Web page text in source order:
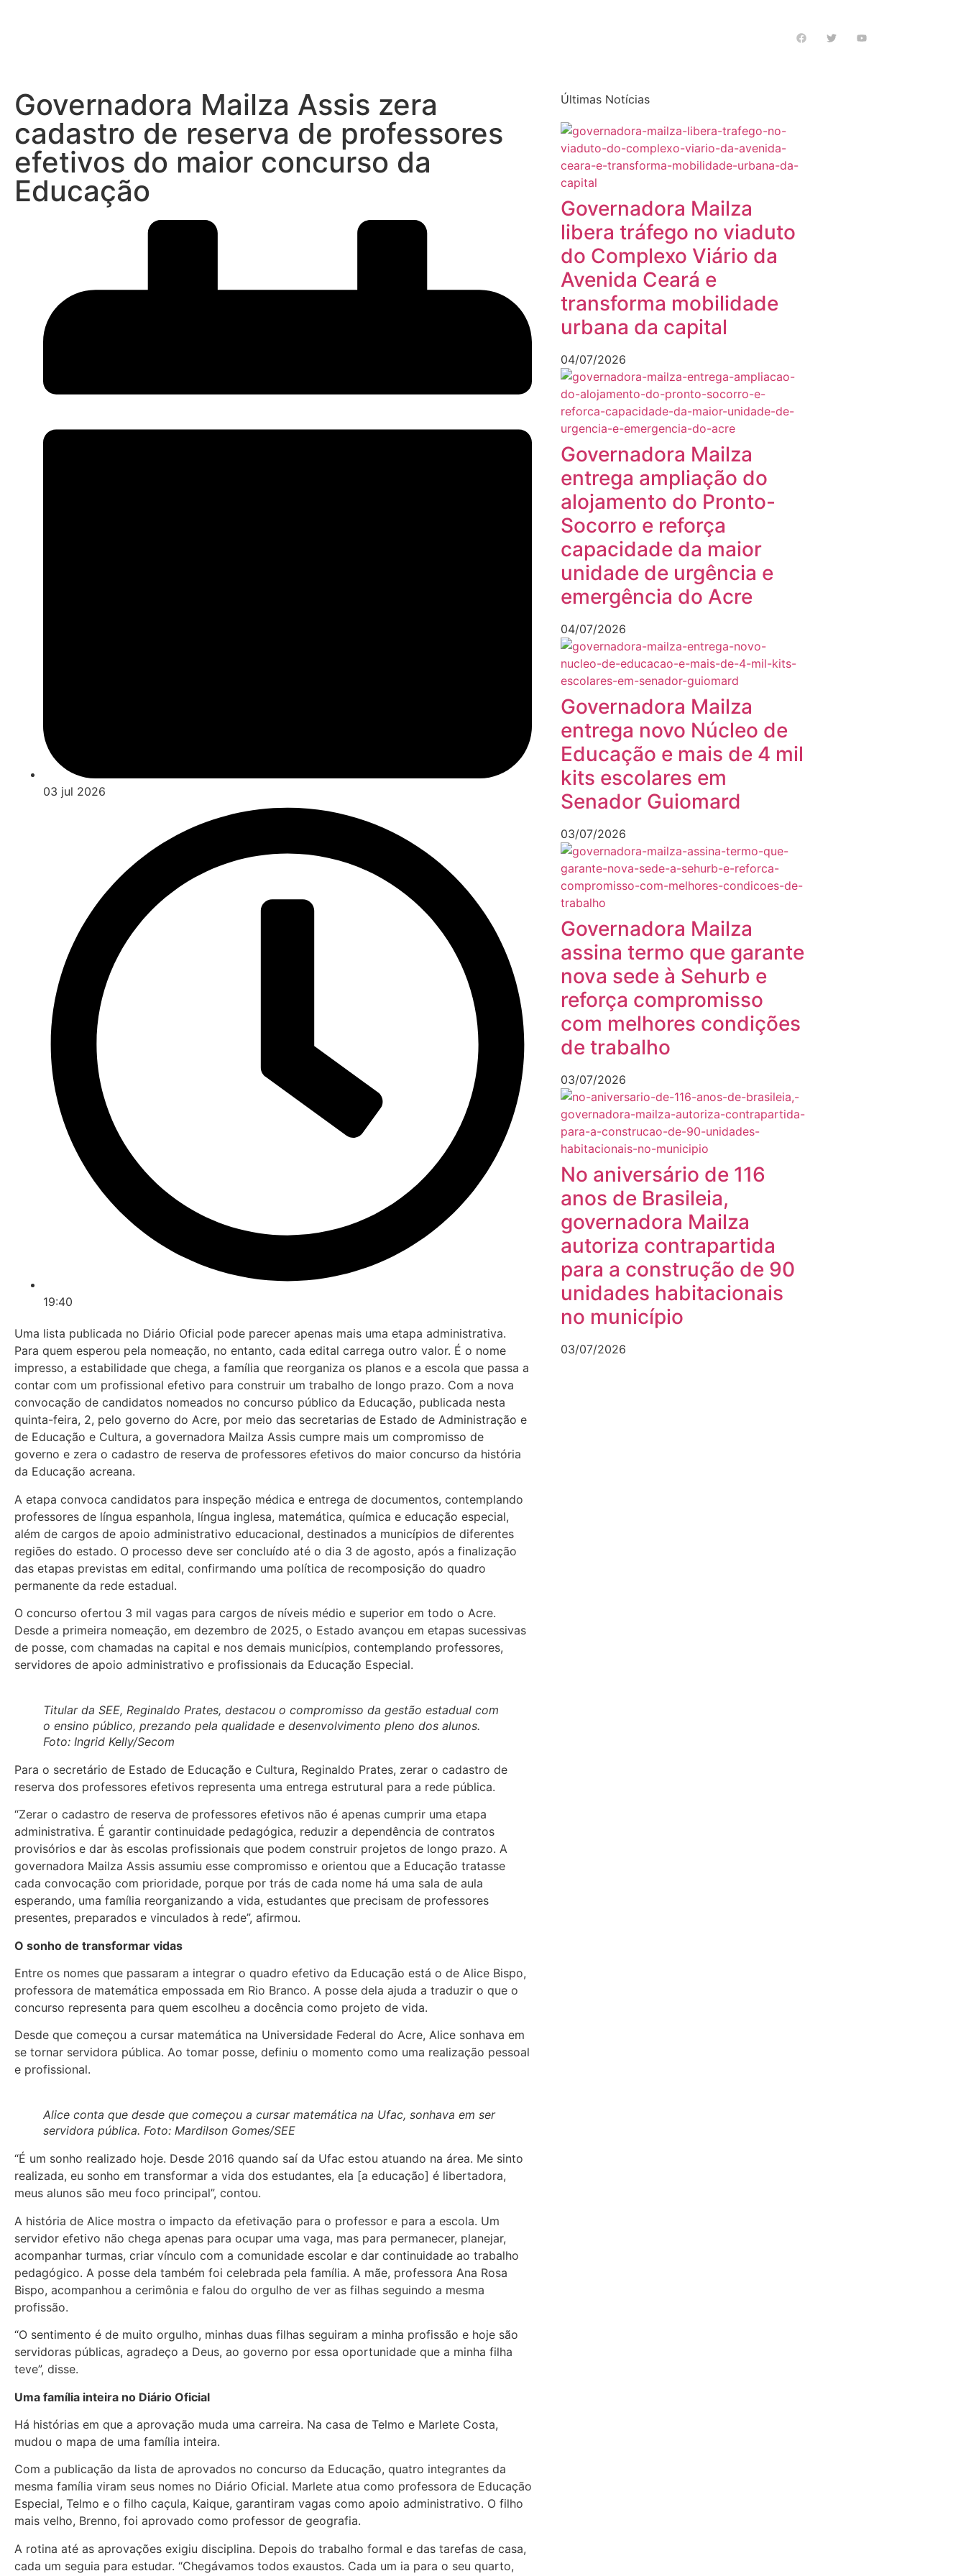
Governadora Mailza Assis zera
cadastro de reserva de professores
efetivos do maior concurso da
Educação
03 jul 2026
19:40
Uma lista publicada no Diário Oficial pode parecer apenas mais uma etapa administrativa.
Para quem esperou pela nomeação, no entanto, cada edital carrega outro valor. É o nome
impresso, a estabilidade que chega, a família que reorganiza os planos e a escola que passa a
contar com um profissional efetivo para construir um trabalho de longo prazo. Com a nova
convocação de candidatos nomeados no concurso público da Educação, publicada nesta
quinta-feira, 2, pelo governo do Acre, por meio das secretarias de Estado de Administração e
de Educação e Cultura, a governadora Mailza Assis cumpre mais um compromisso de
governo e zera o cadastro de reserva de professores efetivos do maior concurso da história
da Educação acreana.
A etapa convoca candidatos para inspeção médica e entrega de documentos, contemplando
professores de língua espanhola, língua inglesa, matemática, química e educação especial,
além de cargos de apoio administrativo educacional, destinados a municípios de diferentes
regiões do estado. O processo deve ser concluído até o dia 3 de agosto, após a finalização
das etapas previstas em edital, confirmando uma política de recomposição do quadro
permanente da rede estadual.
O concurso ofertou 3 mil vagas para cargos de níveis médio e superior em todo o Acre.
Desde a primeira nomeação, em dezembro de 2025, o Estado avançou em etapas sucessivas
de posse, com chamadas na capital e nos demais municípios, contemplando professores,
servidores de apoio administrativo e profissionais da Educação Especial.
Titular da SEE, Reginaldo Prates, destacou o compromisso da gestão estadual com
o ensino público, prezando pela qualidade e desenvolvimento pleno dos alunos.
Foto: Ingrid Kelly/Secom
Para o secretário de Estado de Educação e Cultura, Reginaldo Prates, zerar o cadastro de
reserva dos professores efetivos representa uma entrega estrutural para a rede pública.
“Zerar o cadastro de reserva de professores efetivos não é apenas cumprir uma etapa
administrativa. É garantir continuidade pedagógica, reduzir a dependência de contratos
provisórios e dar às escolas profissionais que podem construir projetos de longo prazo. A
governadora Mailza Assis assumiu esse compromisso e orientou que a Educação tratasse
cada convocação com prioridade, porque por trás de cada nome há uma sala de aula
esperando, uma família reorganizando a vida, estudantes que precisam de professores
presentes, preparados e vinculados à rede”, afirmou.
O sonho de transformar vidas
Entre os nomes que passaram a integrar o quadro efetivo da Educação está o de Alice Bispo,
professora de matemática empossada em Rio Branco. A posse dela ajuda a traduzir o que o
concurso representa para quem escolheu a docência como projeto de vida.
Desde que começou a cursar matemática na Universidade Federal do Acre, Alice sonhava em
se tornar servidora pública. Ao tomar posse, definiu o momento como uma realização pessoal
e profissional.
Alice conta que desde que começou a cursar matemática na Ufac, sonhava em ser
servidora pública. Foto: Mardilson Gomes/SEE
“É um sonho realizado hoje. Desde 2016 quando saí da Ufac estou atuando na área. Me sinto
realizada, eu sonho em transformar a vida dos estudantes, ela [a educação] é libertadora,
meus alunos são meu foco principal”, contou.
A história de Alice mostra o impacto da efetivação para o professor e para a escola. Um
servidor efetivo não chega apenas para ocupar uma vaga, mas para permanecer, planejar,
acompanhar turmas, criar vínculo com a comunidade escolar e dar continuidade ao trabalho
pedagógico. A posse dela também foi celebrada pela família. A mãe, professora Ana Rosa
Bispo, acompanhou a cerimônia e falou do orgulho de ver as filhas seguindo a mesma
profissão.
“O sentimento é de muito orgulho, minhas duas filhas seguiram a minha profissão e hoje são
servidoras públicas, agradeço a Deus, ao governo por essa oportunidade que a minha filha
teve”, disse.
Uma família inteira no Diário Oficial
Há histórias em que a aprovação muda uma carreira. Na casa de Telmo e Marlete Costa,
mudou o mapa de uma família inteira.
Com a publicação da lista de aprovados no concurso da Educação, quatro integrantes da
mesma família viram seus nomes no Diário Oficial. Marlete atua como professora de Educação
Especial, Telmo e o filho caçula, Kaique, garantiram vagas como apoio administrativo. O filho
mais velho, Brenno, foi aprovado como professor de geografia.
A rotina até as aprovações exigiu disciplina. Depois do trabalho formal e das tarefas de casa,
cada um seguia para estudar. “Chegávamos todos exaustos. Cada um ia para o seu quarto,
Últimas Notícias
Governadora Mailza
libera tráfego no viaduto
do Complexo Viário da
Avenida Ceará e
transforma mobilidade
urbana da capital
04/07/2026
Governadora Mailza
entrega ampliação do
alojamento do Pronto-
Socorro e reforça
capacidade da maior
unidade de urgência e
emergência do Acre
04/07/2026
Governadora Mailza
entrega novo Núcleo de
Educação e mais de 4 mil
kits escolares em
Senador Guiomard
03/07/2026
Governadora Mailza
assina termo que garante
nova sede à Sehurb e
reforça compromisso
com melhores condições
de trabalho
03/07/2026
No aniversário de 116
anos de Brasileia,
governadora Mailza
autoriza contrapartida
para a construção de 90
unidades habitacionais
no município
03/07/2026